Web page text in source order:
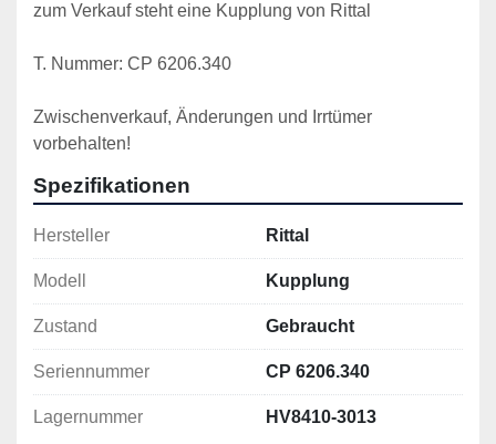
zum Verkauf steht eine Kupplung von Rittal
T. Nummer: CP 6206.340
Zwischenverkauf, Änderungen und Irrtümer
vorbehalten!
Spezifikationen
Hersteller Rittal
Modell Kupplung
Zustand Gebraucht
Seriennummer CP 6206.340
Lagernummer HV8410-3013